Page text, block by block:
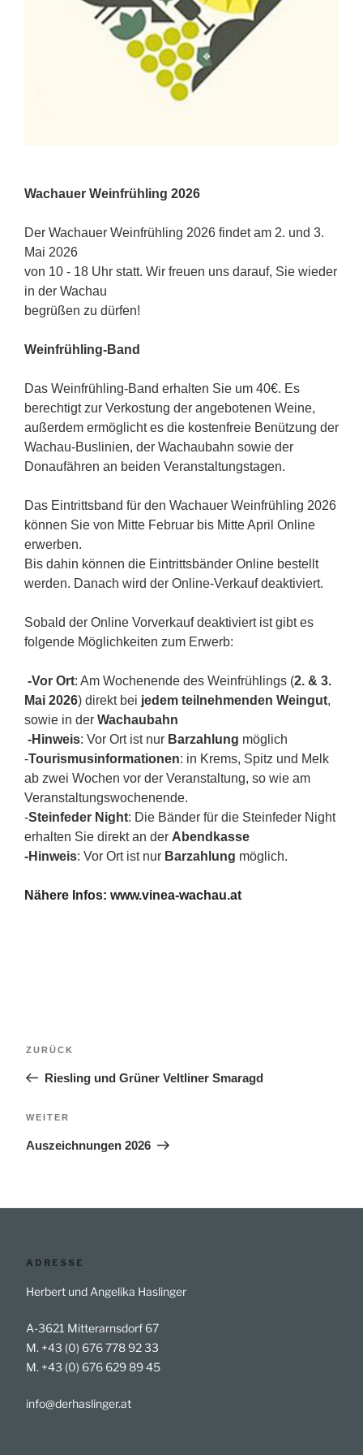
Wachauer Weinfrühling 2026
Der Wachauer Weinfrühling 2026 findet am 2. und 3.
Mai 2026
von 10 - 18 Uhr statt. Wir freuen uns darauf, Sie wieder
in der Wachau
begrüßen zu dürfen!
Weinfrühling-Band
Das Weinfrühling-Band erhalten Sie um 40€. Es
berechtigt zur Verkostung der angebotenen Weine,
außerdem ermöglicht es die kostenfreie Benützung der
Wachau-Buslinien, der Wachaubahn sowie der
Donaufähren an beiden Veranstaltungstagen.
Das Eintrittsband für den Wachauer Weinfrühling 2026
können Sie von Mitte Februar bis Mitte April Online
erwerben.
Bis dahin können die Eintrittsbänder Online bestellt
werden. Danach wird der Online-Verkauf deaktiviert.
Sobald der Online Vorverkauf deaktiviert ist gibt es
folgende Möglichkeiten zum Erwerb:
-Vor Ort: Am Wochenende des Weinfrühlings (2. & 3.
Mai 2026) direkt bei jedem teilnehmenden Weingut,
sowie in der Wachaubahn
-Hinweis: Vor Ort ist nur Barzahlung möglich
-Tourismusinformationen: in Krems, Spitz und Melk
ab zwei Wochen vor der Veranstaltung, so wie am
Veranstaltungswochenende.
-Steinfeder Night: Die Bänder für die Steinfeder Night
erhalten Sie direkt an der Abendkasse
-Hinweis: Vor Ort ist nur Barzahlung möglich.
Nähere Infos: www.vinea-wachau.at
Vorheriger
ZURÜCK
Riesling und Grüner Veltliner Smaragd
Nächster
WEITER
Auszeichnungen 2026
ADRESSE
Herbert und Angelika Haslinger
A-3621 Mitterarnsdorf 67
M. +43 (0) 676 778 92 33
M. +43 (0) 676 629 89 45
info@derhaslinger.at